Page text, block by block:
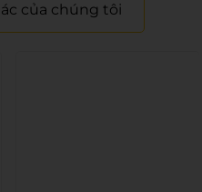
của chúng tôi